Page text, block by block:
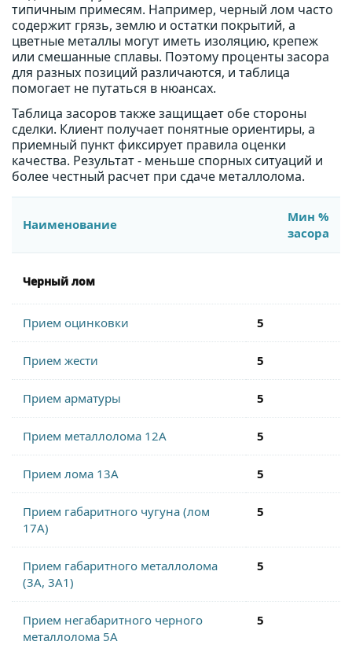
типичным примесям. Например, черный лом часто
содержит грязь, землю и остатки покрытий, а
цветные металлы могут иметь изоляцию, крепеж
или смешанные сплавы. Поэтому проценты засора
для разных позиций различаются, и таблица
помогает не путаться в нюансах.
Таблица засоров также защищает обе стороны
сделки. Клиент получает понятные ориентиры, а
приемный пункт фиксирует правила оценки
качества. Результат - меньше спорных ситуаций и
более честный расчет при сдаче металлолома.
Наименование
Мин %
засора
Черный лом
Прием оцинковки 5
Прием жести 5
Прием арматуры 5
Прием металлолома 12А 5
Прием лома 13А 5
Прием габаритного чугуна (лом
17А)
5
Прием габаритного металлолома
(3А, 3А1)
5
Прием негабаритного черного
металлолома 5А
5